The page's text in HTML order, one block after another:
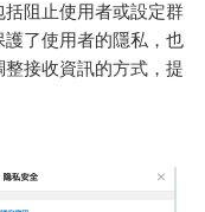
阻止使用者或設定群
了使用者的隱私，也
接收資訊的方式，提